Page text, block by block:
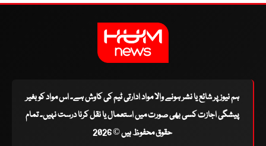
ہم نیوز پر شائع یا نشر ہونے والا مواد ادارتی ٹیم کی کاوش ہے۔ اس مواد کو بغیر
پیشگی اجازت کسی بھی صورت میں استعمال یا نقل کرنا درست نہیں۔ تمام
حقوق محفوظ ہیں © 2026